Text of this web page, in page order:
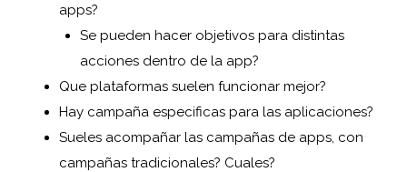
apps?
Se pueden hacer objetivos para distintas
acciones dentro de la app?
Que plataformas suelen funcionar mejor?
Hay campaña especificas para las aplicaciones?
Sueles acompañar las campañas de apps, con
campañas tradicionales? Cuales?